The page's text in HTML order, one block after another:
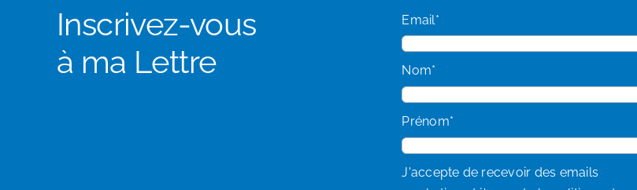
Inscrivez-vous
à ma Lettre
Email*
Nom*
Prénom*
J'accepte de recevoir des emails